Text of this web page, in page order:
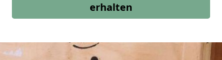
erhalten